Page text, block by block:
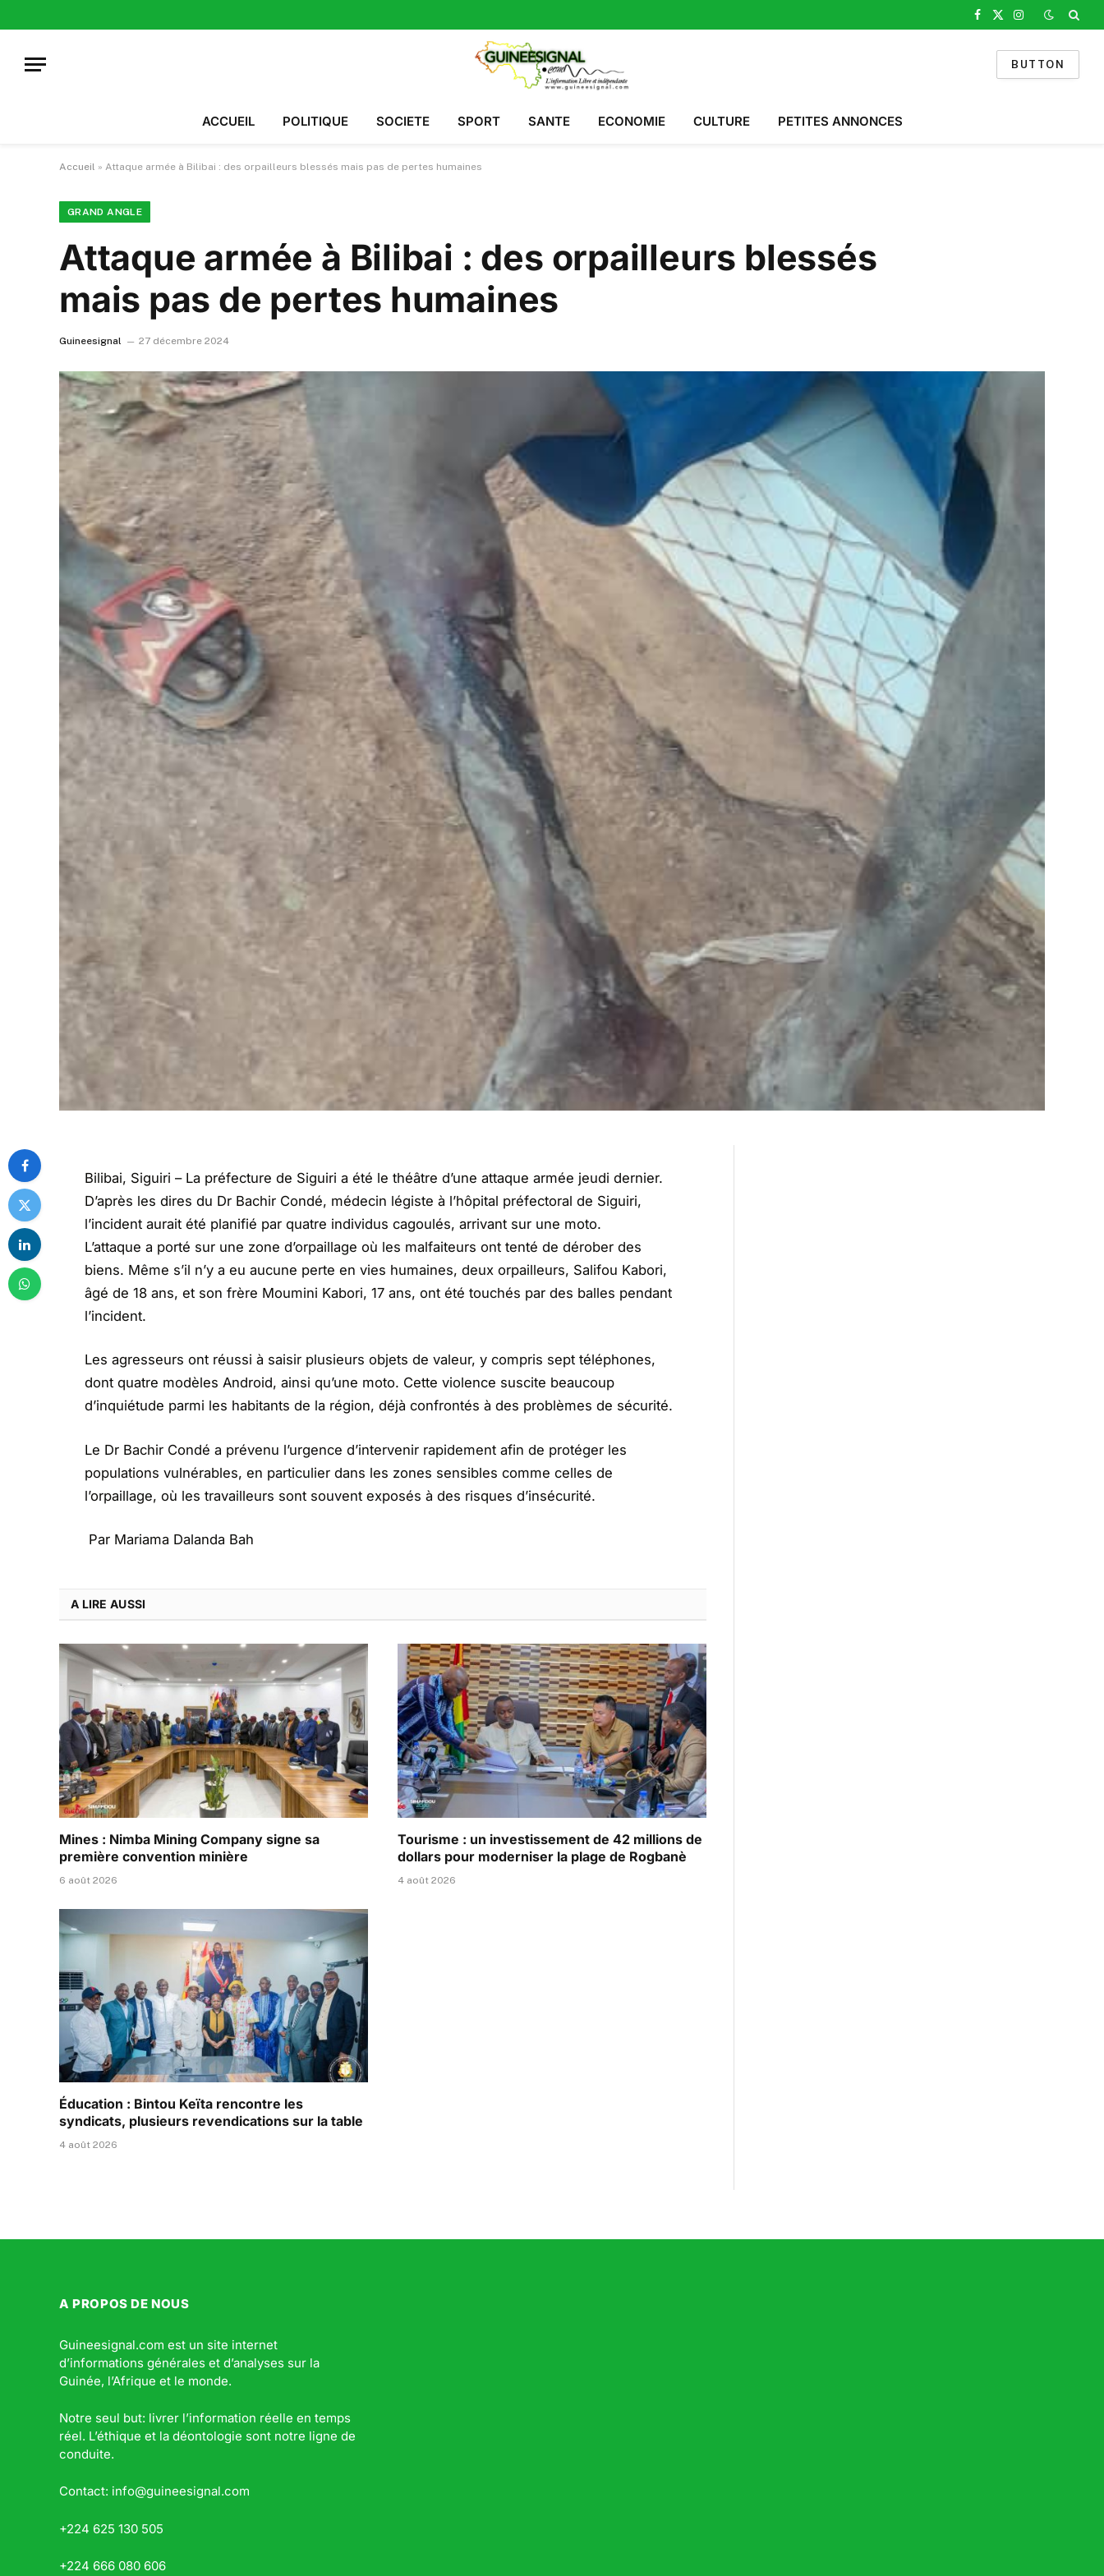
Facebook
X
Instagram
BUTTON
ACCUEIL POLITIQUE SOCIETE SPORT SANTE ECONOMIE CULTURE PETITES ANNONCES
Accueil » Attaque armée à Bilibai : des orpailleurs blessés mais pas de pertes humaines
GRAND ANGLE
Attaque armée à Bilibai : des orpailleurs blessés
mais pas de pertes humaines
Guineesignal 27 décembre 2024
Bilibai, Siguiri – La préfecture de Siguiri a été le théâtre d’une attaque armée jeudi dernier.
D’après les dires du Dr Bachir Condé, médecin légiste à l’hôpital préfectoral de Siguiri,
l’incident aurait été planifié par quatre individus cagoulés, arrivant sur une moto.
L’attaque a porté sur une zone d’orpaillage où les malfaiteurs ont tenté de dérober des
biens. Même s’il n’y a eu aucune perte en vies humaines, deux orpailleurs, Salifou Kabori,
âgé de 18 ans, et son frère Moumini Kabori, 17 ans, ont été touchés par des balles pendant
l’incident.
Les agresseurs ont réussi à saisir plusieurs objets de valeur, y compris sept téléphones,
dont quatre modèles Android, ainsi qu’une moto. Cette violence suscite beaucoup
d’inquiétude parmi les habitants de la région, déjà confrontés à des problèmes de sécurité.
Le Dr Bachir Condé a prévenu l’urgence d’intervenir rapidement afin de protéger les
populations vulnérables, en particulier dans les zones sensibles comme celles de
l’orpaillage, où les travailleurs sont souvent exposés à des risques d’insécurité.
Par Mariama Dalanda Bah
A LIRE AUSSI
Mines : Nimba Mining Company signe sa
première convention minière
6 août 2026
Tourisme : un investissement de 42 millions de
dollars pour moderniser la plage de Rogbanè
4 août 2026
Éducation : Bintou Keïta rencontre les
syndicats, plusieurs revendications sur la table
4 août 2026
A PROPOS DE NOUS
Guineesignal.com est un site internet
d’informations générales et d’analyses sur la
Guinée, l’Afrique et le monde.
Notre seul but: livrer l’information réelle en temps
réel. L’éthique et la déontologie sont notre ligne de
conduite.
Contact: info@guineesignal.com
+224 625 130 505
+224 666 080 606